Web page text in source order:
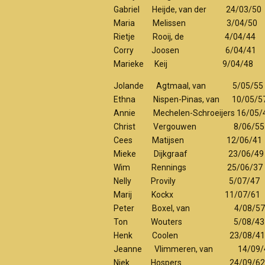
Gabriel Heijde, van der 24/
Maria Melissen 3/04/
Rietje Rooij, de 4/04/
Corry Joosen 6/04/
Marieke Keij 9/04/48
Jolande Agtmaal, van 5/05/
Ethna Nispen-Pinas, van 10/
Annie Mechelen-Schroeijers
Christ Vergouwen 8/
Cees Matijsen 12/06/
Mieke Dijkgraaf 23/
Wim Rennings 25/
Nelly Provily 5/07/
Marij Kockx 11/07/
Peter Boxel, van 4/
Ton Wouters 5/08/
Henk Coolen 23/08/
Jeanne Vlimmeren, van 14/
Niek Hospers 24/